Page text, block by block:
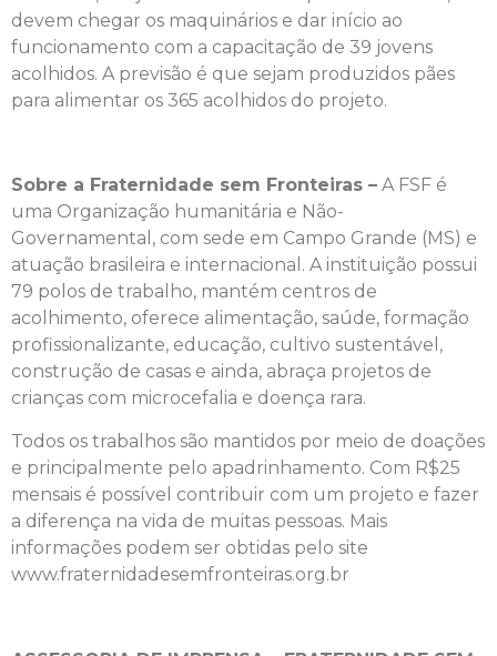
devem chegar os maquinários e dar início ao
funcionamento com a capacitação de 39 jovens
acolhidos. A previsão é que sejam produzidos pães
para alimentar os 365 acolhidos do projeto.
Sobre a Fraternidade sem Fronteiras – A FSF é
uma Organização humanitária e Não-
Governamental, com sede em Campo Grande (MS) e
atuação brasileira e internacional. A instituição possui
79 polos de trabalho, mantém centros de
acolhimento, oferece alimentação, saúde, formação
profissionalizante, educação, cultivo sustentável,
construção de casas e ainda, abraça projetos de
crianças com microcefalia e doença rara.
Todos os trabalhos são mantidos por meio de doações
e principalmente pelo apadrinhamento. Com R$25
mensais é possível contribuir com um projeto e fazer
a diferença na vida de muitas pessoas. Mais
informações podem ser obtidas pelo site
www.fraternidadesemfronteiras.org.br